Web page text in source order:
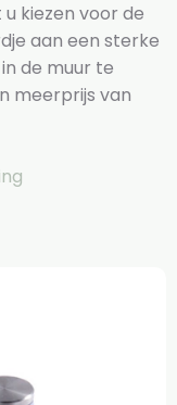
kiezen voor de
aan een sterke
de muur te
meerprijs van